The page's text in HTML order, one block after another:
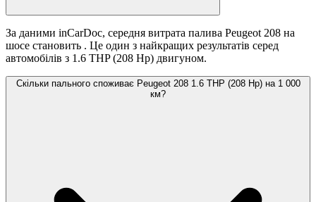
За даними inCarDoc, середня витрата палива Peugeot 208 на
шосе становить . Це один з найкращих результатів серед
автомобілів з 1.6 THP (208 Hp) двигуном.
Скільки пального споживає Peugeot 208 1.6 THP (208 Hp) на 1 000
км?